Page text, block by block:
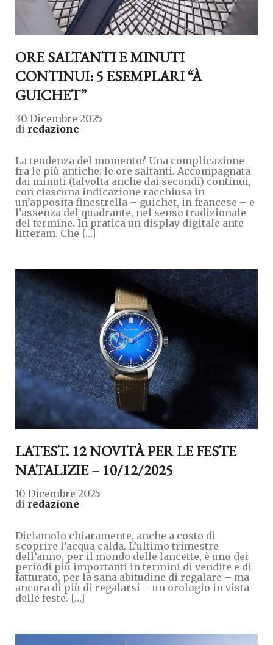
ORE SALTANTI E MINUTI
CONTINUI: 5 ESEMPLARI “À
GUICHET”
30 Dicembre 2025
di redazione
La tendenza del momento? Una complicazione
fra le più antiche: le ore saltanti. Accompagnata
dai minuti (talvolta anche dai secondi) continui,
con ciascuna indicazione racchiusa in
un’apposita finestrella – guichet, in francese – e
l’assenza del quadrante, nel senso tradizionale
del termine. In pratica un display digitale ante
litteram. Che […]
LATEST. 12 NOVITÀ PER LE FESTE
NATALIZIE – 10/12/2025
10 Dicembre 2025
di redazione
Diciamolo chiaramente, anche a costo di
scoprire l’acqua calda. L’ultimo trimestre
dell’anno, per il mondo delle lancette, è uno dei
periodi più importanti in termini di vendite e di
fatturato, per la sana abitudine di regalare – ma
ancora di più di regalarsi – un orologio in vista
delle feste. […]